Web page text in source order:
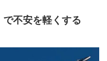
不安を軽くする